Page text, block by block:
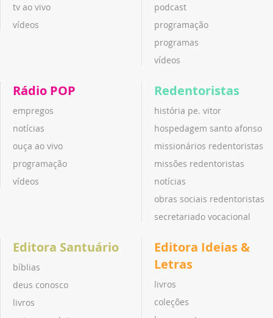
tv ao vivo
vídeos
podcast
programação
programas
vídeos
Rádio POP
empregos
notícias
ouça ao vivo
programação
vídeos
Redentoristas
história pe. vitor
hospedagem santo afonso
missionários redentoristas
missões redentoristas
notícias
obras sociais redentoristas
secretariado vocacional
Editora Santuário
bíblias
deus conosco
livros
Editora Ideias &
Letras
livros
coleções